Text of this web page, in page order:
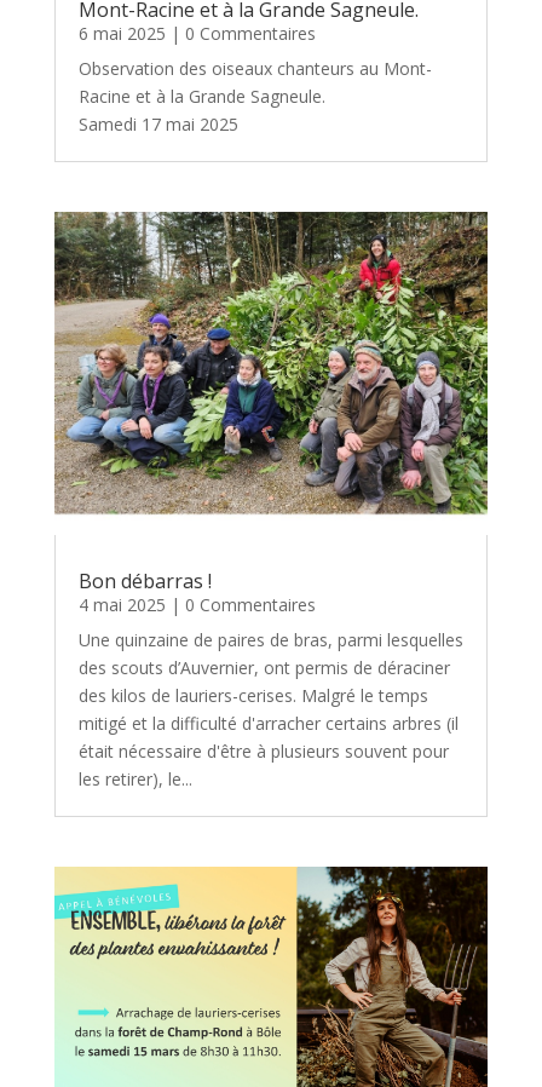
Mont-Racine et à la Grande Sagneule.
6 mai 2025 | 0 Commentaires
Observation des oiseaux chanteurs au Mont-
Racine et à la Grande Sagneule.
Samedi 17 mai 2025
Bon débarras !
4 mai 2025 | 0 Commentaires
Une quinzaine de paires de bras, parmi lesquelles
des scouts d’Auvernier, ont permis de déraciner
des kilos de lauriers-cerises. Malgré le temps
mitigé et la difficulté d'arracher certains arbres (il
était nécessaire d'être à plusieurs souvent pour
les retirer), le...